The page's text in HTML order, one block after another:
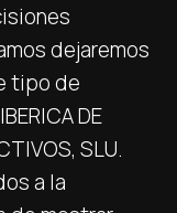
dejaremos
tipo de
DE
SLU.
a la